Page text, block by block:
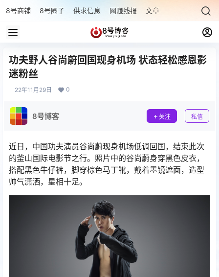
8号商铺 8号圈子 供求信息 网赚线报 文章专题 最新文章
功夫野人谷尚蔚回国现身机场 状态轻松感恩影
迷粉丝
22年11月29日 0
8号博客 关注 私信
近日，中国功夫演员谷尚蔚现身机场低调回国，结束此次
的釜山国际电影节之行。照片中的谷尚蔚身穿黑色皮衣，
搭配黑色牛仔裤，脚穿棕色马丁靴，戴着墨镜遮面，造型
帅气潇洒，星相十足。